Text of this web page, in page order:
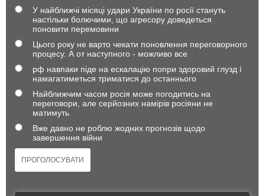
У найближчі місяці удари України по росії стануть
настільки болючими, що агресору доведеться
поновити перемовини
Цього року не варто чекати поновлення переговорного
процесу. А от наступного - можливо все
рф навпаки піде на ескалацію попри здоровий глузд і
намагатиметься триматися до останнього
Найближчим часом росія може погодитись на
переговори, але серйозних намірів росіяни не
матимуть
Вже давно не роблю жодних прогнозів щодо
завершення війни